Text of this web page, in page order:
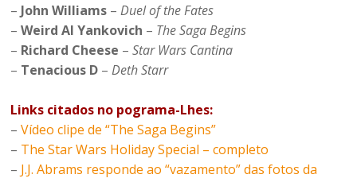
– John Williams –Duel of the Fates
–Weird Al Yankovich – The Saga Begins
– Richard Cheese –Star Wars Cantina
– Tenacious D –Deth Starr
Links citados no pograma-Lhes:
–Vídeo clipe de “The Saga Begins”
– The Star Wars Holiday Special – completo
– J.J. Abrams responde ao “vazamento” das fotos da